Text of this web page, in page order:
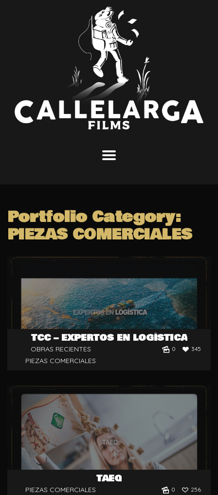
Portfolio Category:
PIEZAS COMERCIALES
TCC – EXPERTOS EN LOGÍSTICA
OBRAS RECIENTES
PIEZAS COMERCIALES
0 345
TAEQ
PIEZAS COMERCIALES 0 256